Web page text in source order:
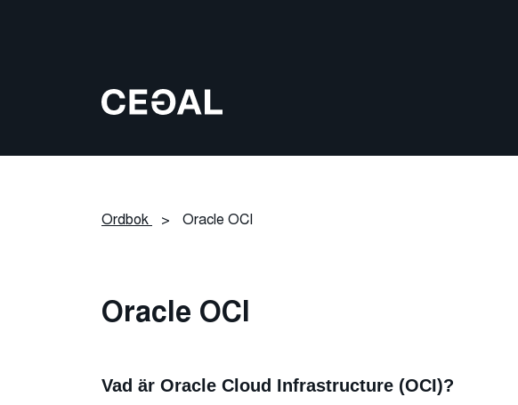
Ordbok > Oracle OCI
Oracle OCI
Vad är Oracle Cloud Infrastructure (OCI)?